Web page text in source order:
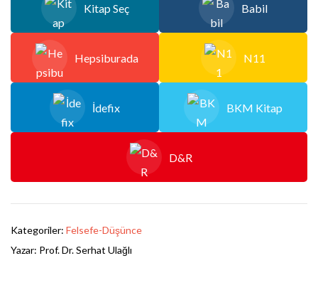
Kitap Seç Babil
Hepsiburada N11
İdefix BKM Kitap
D&R
Kategoriler: Felsefe-Düşünce
Yazar: Prof. Dr. Serhat Ulağlı